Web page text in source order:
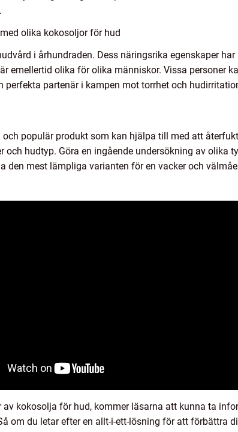
olika kokosoljor för hud
i århundraden. Dess näringsrika egenskaper
emellertid olika för olika människor. Vissa personer
perfekta partenär i kampen mot torrhet och
populär produkt som kan hjälpa till med att
och hudtyp. Göra en ingående undersökning av olika
mest lämpliga varianten för en vacker och
kokosolja för hud, kommer läsarna att kunna ta
om du letar efter en allt-i-ett-lösning för att förbättra